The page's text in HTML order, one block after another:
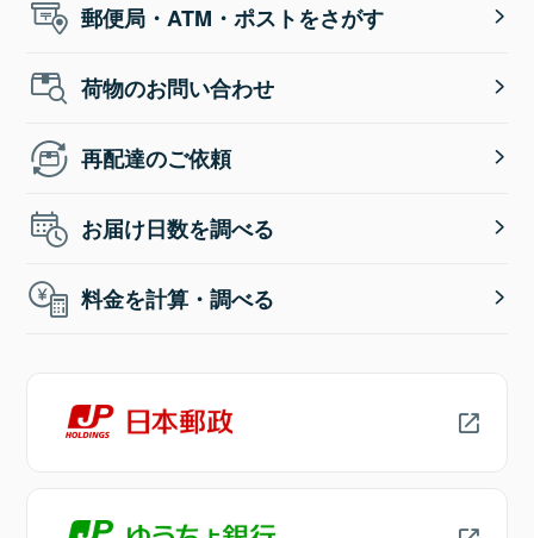
郵便局・ATM・ポストをさがす
荷物のお問い合わせ
再配達のご依頼
お届け日数を調べる
料金を計算・調べる